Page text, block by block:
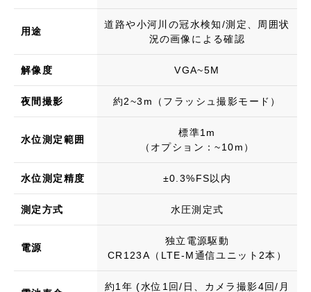
用途
道路や小河川の冠水検知/測定、周囲状
況の画像による確認
解像度 VGA~5M
夜間撮影 約2~3m（フラッシュ撮影モード）
水位測定範囲
標準1m
（オプション：~10m）
水位測定精度 ±0.3%FS以内
測定方式 水圧測定式
電源
独立電源駆動
​CR123A（LTE-M通信ユニット2本）
約1年 (水位1回/日、カメラ撮影4回/月